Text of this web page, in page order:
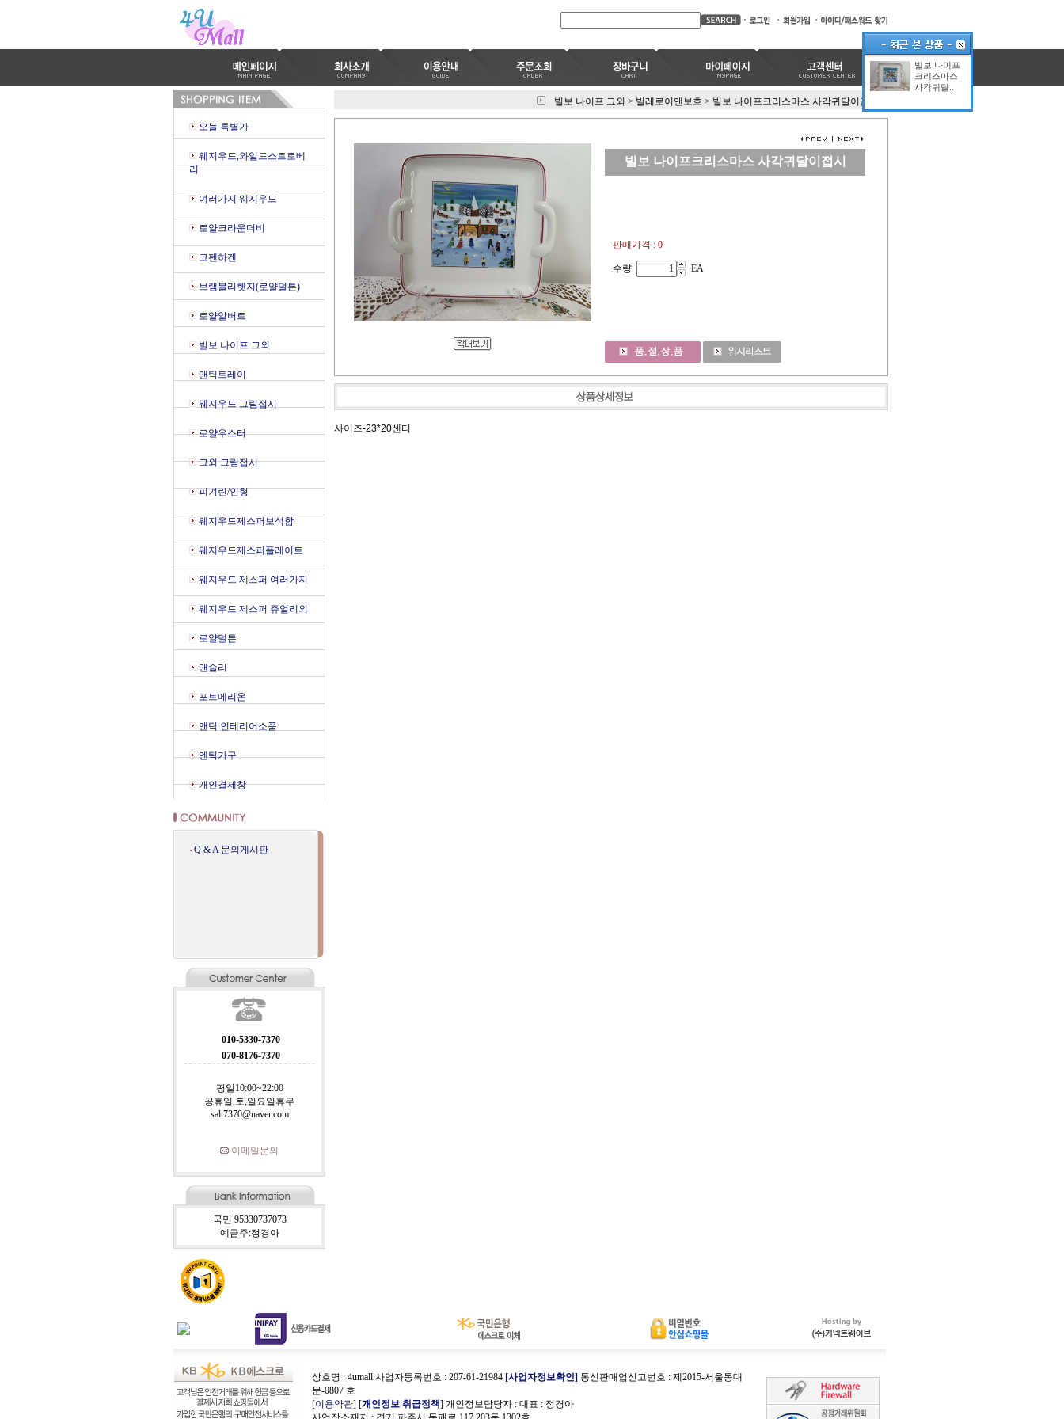
오늘 특별가
웨지우드,와일드스트로베
리
여러가지 웨지우드
로얄크라운더비
코펜하겐
브램블리헷지(로얄덜튼)
로얄알버트
빌보 나이프 그외
앤틱트레이
웨지우드 그림접시
로얄우스터
그외 그림접시
피겨린/인형
웨지우드제스퍼보석함
웨지우드제스퍼플레이트
웨지우드 제스퍼 여러가지
웨지우드 제스퍼 쥬얼리외
로얄덜튼
앤슬리
포트메리온
앤틱 인테리어소품
엔틱가구
개인결제창
Q & A 문의게시판
010-5330-7370
070-8176-7370
평일10:00~22:00
공휴일,토,일요일휴무
salt7370@naver.com
이메일문의
국민 95330737073
예금주:정경아
빌보 나이프 그외 > 빌레로이앤보흐 > 빌보 나이프크리스마스 사각귀달이접시
빌보 나이프크리스마스 사각귀달이접시
판매가격 : 0
수량 EA
사이즈-23*20센티
상호명 : 4umall 사업자등록번호 : 207-61-21984 [사업자정보확인] 통신판매업신고번호 : 제2015-서울동대
문-0807 호
[이용약관] [개인정보 취급정책] 개인정보담당자 : 대표 : 정경아
빌보 나이프
크리스마스
사각귀달..